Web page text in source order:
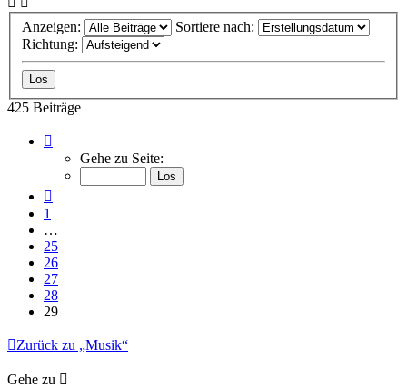
Anzeigen:
Sortiere nach:
Richtung:
425 Beiträge
29
von
Gehe zu Seite:
1
…
25
26
27
28
29
Zurück zu „Musik“
Gehe zu